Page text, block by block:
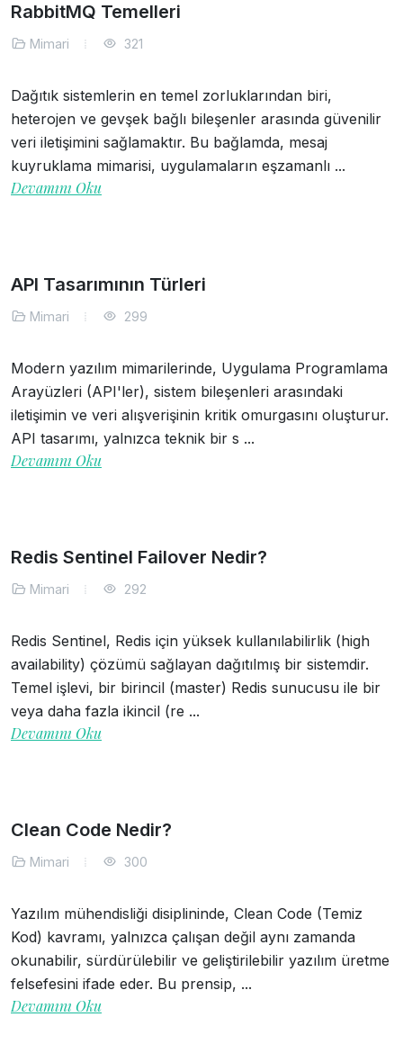
RabbitMQ Temelleri
Mimari 321
Dağıtık sistemlerin en temel zorluklarından biri,
heterojen ve gevşek bağlı bileşenler arasında güvenilir
veri iletişimini sağlamaktır. Bu bağlamda, mesaj
kuyruklama mimarisi, uygulamaların eşzamanlı ...
Devamını Oku
API Tasarımının Türleri
Mimari 299
Modern yazılım mimarilerinde, Uygulama Programlama
Arayüzleri (API'ler), sistem bileşenleri arasındaki
iletişimin ve veri alışverişinin kritik omurgasını oluşturur.
API tasarımı, yalnızca teknik bir s ...
Devamını Oku
Redis Sentinel Failover Nedir?
Mimari 292
Redis Sentinel, Redis için yüksek kullanılabilirlik (high
availability) çözümü sağlayan dağıtılmış bir sistemdir.
Temel işlevi, bir birincil (master) Redis sunucusu ile bir
veya daha fazla ikincil (re ...
Devamını Oku
Clean Code Nedir?
Mimari 300
Yazılım mühendisliği disiplininde, Clean Code (Temiz
Kod) kavramı, yalnızca çalışan değil aynı zamanda
okunabilir, sürdürülebilir ve geliştirilebilir yazılım üretme
felsefesini ifade eder. Bu prensip, ...
Devamını Oku